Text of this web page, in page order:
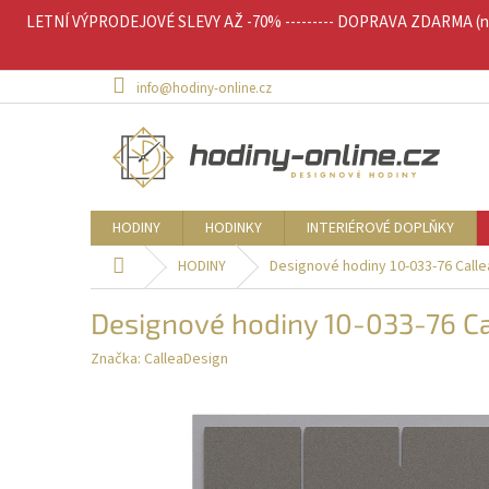
LETNÍ VÝPRODEJOVÉ SLEVY AŽ -70% --------- DOPRAVA
info@hodiny-online.cz
HODINY HODINKY INTERIÉROVÉ DOPLŇKY
Domů HODINY Designové hodiny 10-033-76
Designové hodiny 10-033-76
Značka: CalleaDesign